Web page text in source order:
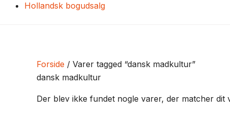
Hollandsk bogudsalg
Forside / Varer tagged “dansk madkultur”
dansk madkultur
Der blev ikke fundet nogle varer, der matcher dit